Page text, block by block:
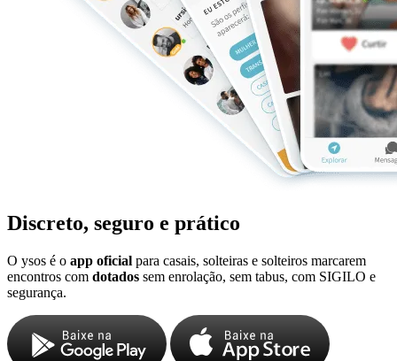
Discreto, seguro e prático
O ysos é o app oficial para casais, solteiras e solteiros marcarem
encontros com dotados sem enrolação, sem tabus, com SIGILO e
segurança.